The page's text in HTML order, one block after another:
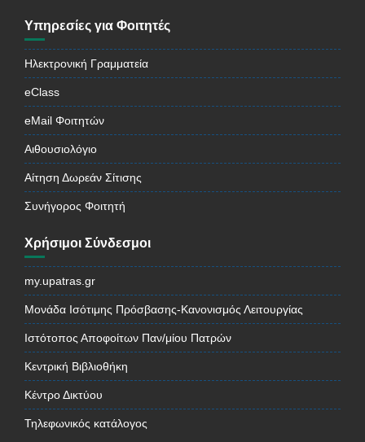
Υπηρεσίες για Φοιτητές
Ηλεκτρονική Γραμματεία
eClass
eMail Φοιτητών
Αιθουσιολόγιο
Αίτηση Δωρεάν Σίτισης
Συνήγορος Φοιτητή
Χρήσιμοι Σύνδεσμοι
my.upatras.gr
Μονάδα Ισότιμης Πρόσβασης-Κανονισμός Λειτουργίας
Ιστότοπος Αποφοίτων Παν/μίου Πατρών
Κεντρική Βιβλιοθήκη
Κέντρο Δικτύου
Τηλεφωνικός κατάλογος